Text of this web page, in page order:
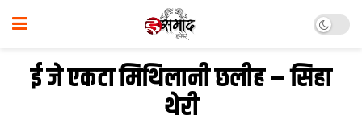
ई जे एकटा मिथि‍लानी छलीह – सिहा
थेरी